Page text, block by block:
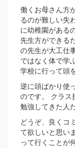
働くお母さん方
るのが難しい失
に幼稚園がある
先生方ができる
の先生が大工仕
ではなく体で学
学校に行って頭
逆に頭ばかり使
のです。 クラス
勉強してきた人
どうぞ、良くコ
て欲しいと思い
って行くことが